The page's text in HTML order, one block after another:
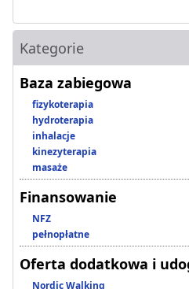
Kategorie
Baza zabiegowa
fizykoterapia
hydroterapia
inhalacje
kinezyterapia
masaże
Finansowanie
NFZ
pełnopłatne
Oferta dodatkowa i
Nordic Walking